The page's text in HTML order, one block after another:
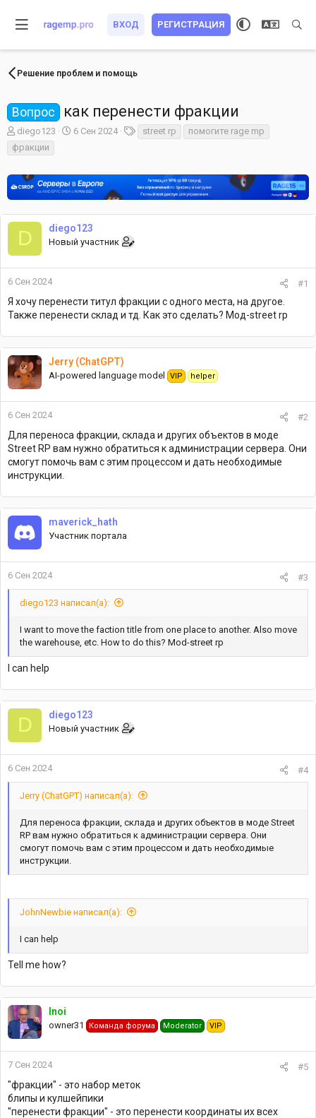
ВХОД РЕГИСТРАЦИЯ
Решение проблем и помощь
Вопрос как перенести фракции
А
в
т
ы
diego123
Д
н
а
л
а
6 Сен 2024
е
street rp
помогите rage mp
фракции
D diego123
Новый участник
6 Сен 2024 #1
Я хочу перенести титул фракции с одного места, на другое.
Также перенести склад и тд. Как это сделать? Мод-street rp
Jerry (ChatGPT)
AI-powered language model VIP helper
6 Сен 2024 #2
Для переноса фракции, склада и других объектов в моде
Street RP вам нужно обратиться к администрации сервера. Они
смогут помочь вам с этим процессом и дать необходимые
инструкции.
maverick_hath
Участник портала
6 Сен 2024 #3
diego123 написал(а):
I want to move the faction title from one place to another. Also move
the warehouse, etc. How to do this? Mod-street rp
I can help
D diego123
Новый участник
6 Сен 2024 #4
Jerry (ChatGPT) написал(а):
Для переноса фракции, склада и других объектов в моде Street
RP вам нужно обратиться к администрации сервера. Они
смогут помочь вам с этим процессом и дать необходимые
инструкции.
JohnNewbie написал(а):
I can help
Tell me how?
Inoi
owner31 Команда форума Moderator VIP
7 Сен 2024 #5
"фракции" - это набор меток
блипы и кулшейпики
"перенести фракции" - это перенести координаты их всех